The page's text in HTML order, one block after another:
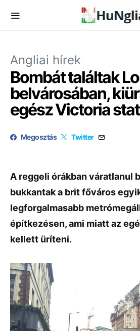
Angliai hírek
Bombát találtak
belvárosában,
egész Victoria
Megosztás Twitter
A reggeli órákban váratlanul
bukkantak a brit főváros
legforgalmasabb
építkezésen, ami miatt az
kellett üríteni.